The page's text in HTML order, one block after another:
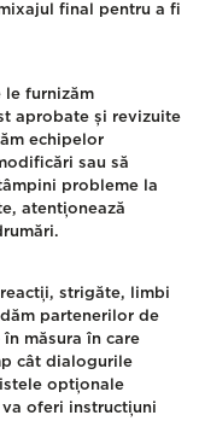
final pentru a fi
le furnizăm
aprobate și revizuite
echipelor
sau să
probleme la
atenționează
strigăte, limbi
partenerilor de
măsura în care
cât dialogurile
opționale
oferi instrucțiuni